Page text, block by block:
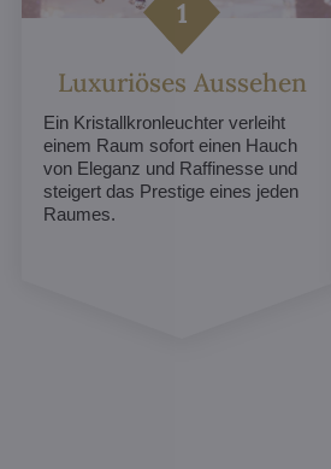
Luxuriöses Aussehen
Ein Kristallkronleuchter verleiht
einem Raum sofort einen Hauch
von Eleganz und Raffinesse und
steigert das Prestige eines jeden
Raumes.